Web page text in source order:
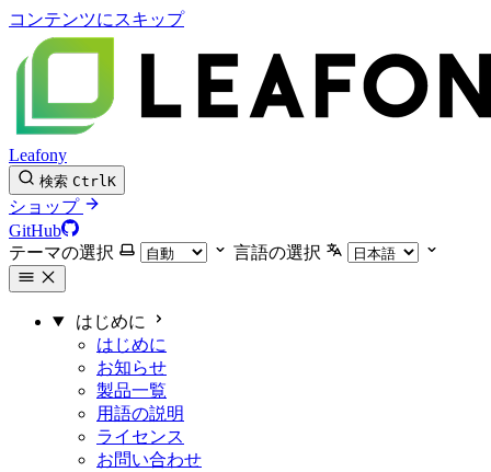
コンテンツにスキップ
Leafony
検索 CtrlK
ショップ
GitHub
テーマの選択
言語の選択
はじめに
はじめに
お知らせ
製品一覧
用語の説明
ライセンス
お問い合わせ